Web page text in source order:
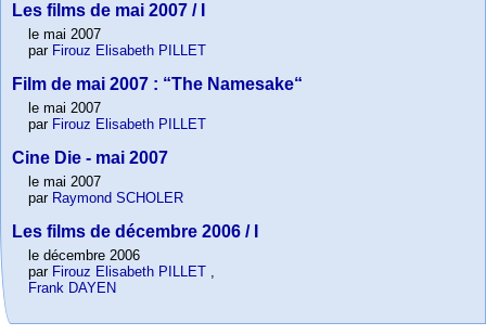
Les films de mai 2007 / I
le mai 2007
par Firouz Elisabeth PILLET
Film de mai 2007 : “The Namesake“
le mai 2007
par Firouz Elisabeth PILLET
Cine Die - mai 2007
le mai 2007
par Raymond SCHOLER
Les films de décembre 2006 / I
le décembre 2006
par Firouz Elisabeth PILLET ,
Frank DAYEN